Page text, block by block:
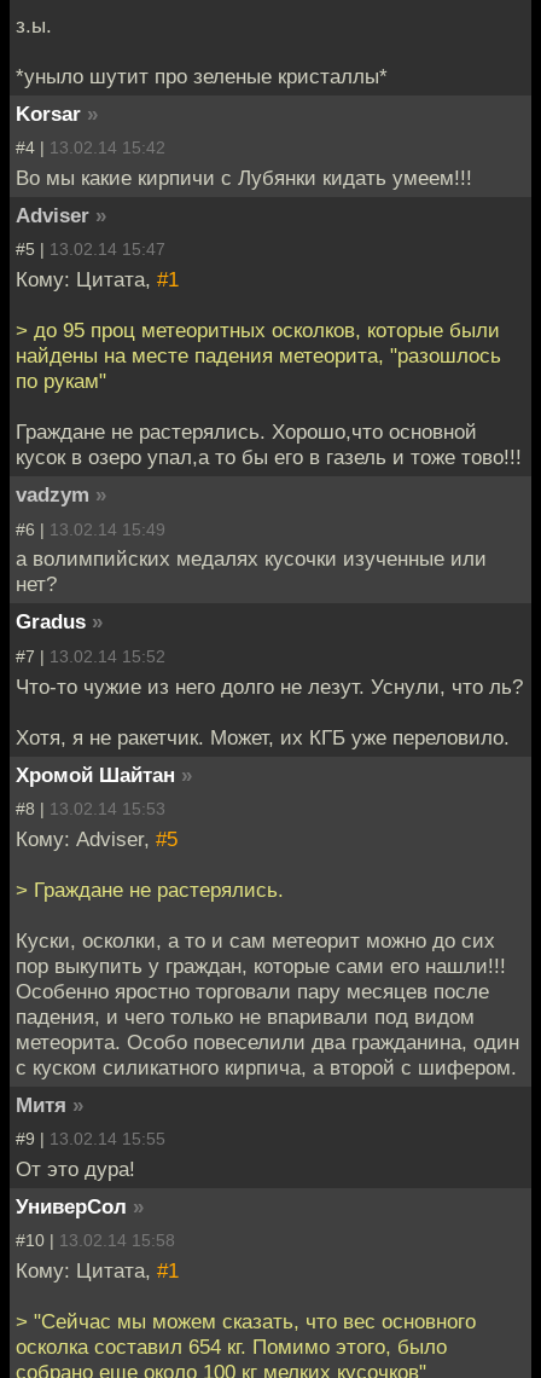
з.ы.
*уныло шутит про зеленые кристаллы*
Korsar »
#4 | 13.02.14 15:42
Во мы какие кирпичи с Лубянки кидать умеем!!!
Adviser »
#5 | 13.02.14 15:47
Кому: Цитата, #1
> до 95 проц метеоритных осколков, которые были
найдены на месте падения метеорита, "разошлось
по рукам"
Граждане не растерялись. Хорошо,что основной
кусок в озеро упал,а то бы его в газель и тоже тово!!!
vadzym »
#6 | 13.02.14 15:49
а волимпийских медалях кусочки изученные или
нет?
Gradus »
#7 | 13.02.14 15:52
Что-то чужие из него долго не лезут. Уснули, что ль?
Хотя, я не ракетчик. Может, их КГБ уже переловило.
Хромой Шайтан »
#8 | 13.02.14 15:53
Кому: Adviser, #5
> Граждане не растерялись.
Куски, осколки, а то и сам метеорит можно до сих
пор выкупить у граждан, которые сами его нашли!!!
Особенно яростно торговали пару месяцев после
падения, и чего только не впаривали под видом
метеорита. Особо повеселили два гражданина, один
с куском силикатного кирпича, а второй с шифером.
Митя »
#9 | 13.02.14 15:55
От это дура!
УниверСол »
#10 | 13.02.14 15:58
Кому: Цитата, #1
> "Сейчас мы можем сказать, что вес основного
осколка составил 654 кг. Помимо этого, было
собрано еще около 100 кг мелких кусочков"